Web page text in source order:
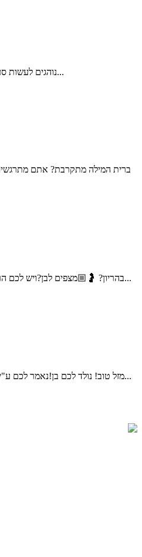
נוהגים לעשות סעודה חגיגית רבת משתתפים לאחר הברית, והיא סעודת מצווה. נוהג זה מקורו בסעודה שערך אברהם אבינו לבנו: "וַיַּעַשׂ אַבְרָהָם מִשְׁתֶּה גָדוֹל בְּיוֹם הִגָּמֵל אֶת יִצְחָק" (בראשית כ"א 8). דרכו...
ברית המילה מתקרבת? אתם
בהריון? 🤰🏼מצפים לבן?ויש לכם הרבה שאלות וחששות לגבי ברית המילה;האם זה כואב? האם זה מסוכן? איך בוחרים מוהל? על מה צריך להקפיד? שלום אני דוד דדון, מוהל מוסמך, ומוהל במשרד הבטחון...
מזל טוב! נולד לכם בן!נאמר לכם ע"י הצוות הרפואי שיש לו היפוספדיאס (נולד חצי/נימול)ויש לקבוע תור לאורולוג ילדים.ברית המילה אמורה להתקיים עוד מספר ימים, עולים לכם הרבה שאלות וחששות,מה ההשלכות...